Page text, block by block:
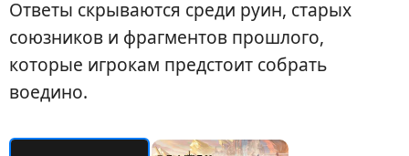
Ответы скрываются среди руин, старых
союзников и фрагментов прошлого,
которые игрокам предстоит собрать
воедино.